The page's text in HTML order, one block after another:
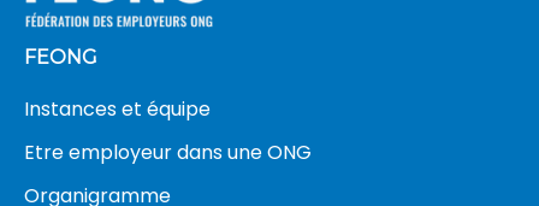
FEONG
Instances et équipe
Etre employeur dans une ONG
Organigramme